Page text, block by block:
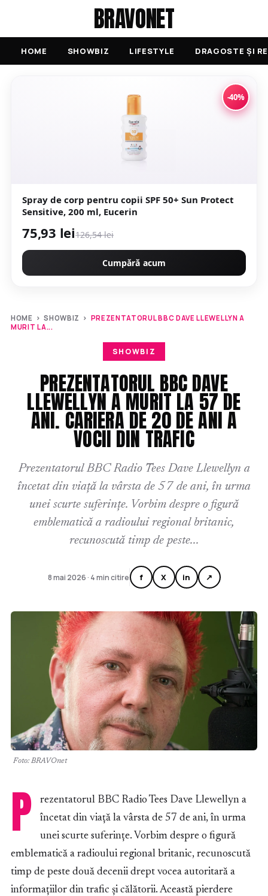
BRAVONET
HOME SHOWBIZ LIFESTYLE DRAGOSTE ȘI
-40%
Spray de corp pentru copii SPF 50+ Sun Protect
Sensitive, 200 ml, Eucerin
75,93 lei126,54 lei
Cumpără acum
HOME ›SHOWBIZ › PREZENTATORUL BBC DAVE LLEWELLYN A
MURIT LA...
SHOWBIZ
PREZENTATORUL BBC DAVE
LLEWELLYN A MURIT LA 57 DE
ANI. CARIERA DE 20 DE ANI A
VOCII DIN TRAFIC
Prezentatorul BBC Radio Tees Dave Llewellyn a
încetat din viață la vârsta de 57 de ani, în urma
unei scurte suferințe. Vorbim despre o figură
emblematică a radioului regional britanic,
recunoscută timp de peste...
8 mai 2026 · 4 min citire f X in ↗
Foto: BRAVOnet
P
rezentatorul BBC Radio Tees Dave Llewellyn a
încetat din viață la vârsta de 57 de ani, în urma
unei scurte suferințe. Vorbim despre o figură
emblematică a radioului regional britanic, recunoscută
timp de peste două decenii drept vocea autoritară a
informațiilor din trafic și călătorii. Această pierdere